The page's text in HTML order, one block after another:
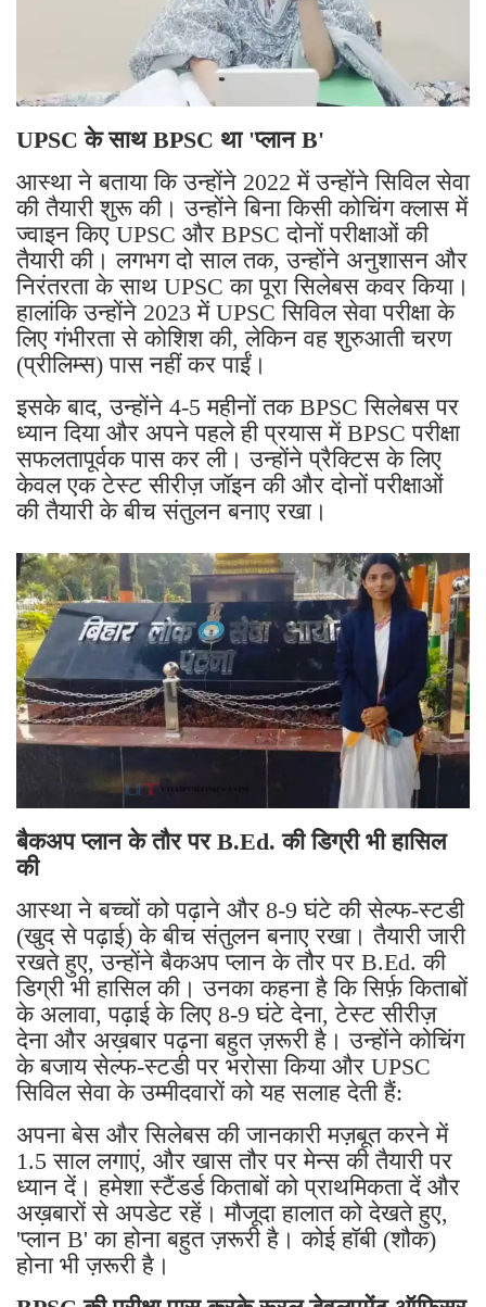
UPSC के साथ BPSC था 'प्लान B'
आस्था ने बताया कि उन्होंने 2022 में उन्होंने सिविल सेवा
की तैयारी शुरू की। उन्होंने बिना किसी कोचिंग क्लास में
ज्वाइन किए UPSC और BPSC दोनों परीक्षाओं की
तैयारी की। लगभग दो साल तक, उन्होंने अनुशासन और
निरंतरता के साथ UPSC का पूरा सिलेबस कवर किया।
हालांकि उन्होंने 2023 में UPSC सिविल सेवा परीक्षा के
लिए गंभीरता से कोशिश की, लेकिन वह शुरुआती चरण
(प्रीलिम्स) पास नहीं कर पाईं।
इसके बाद, उन्होंने 4-5 महीनों तक BPSC सिलेबस पर
ध्यान दिया और अपने पहले ही प्रयास में BPSC परीक्षा
सफलतापूर्वक पास कर ली। उन्होंने प्रैक्टिस के लिए
केवल एक टेस्ट सीरीज़ जॉइन की और दोनों परीक्षाओं
की तैयारी के बीच संतुलन बनाए रखा।
बैकअप प्लान के तौर पर B.Ed. की डिग्री भी हासिल
की
आस्था ने बच्चों को पढ़ाने और 8-9 घंटे की सेल्फ-स्टडी
(खुद से पढ़ाई) के बीच संतुलन बनाए रखा। तैयारी जारी
रखते हुए, उन्होंने बैकअप प्लान के तौर पर B.Ed. की
डिग्री भी हासिल की। ​​उनका कहना है कि सिर्फ़ किताबों
के अलावा, पढ़ाई के लिए 8-9 घंटे देना, टेस्ट सीरीज़
देना और अख़बार पढ़ना बहुत ज़रूरी है। उन्होंने कोचिंग
के बजाय सेल्फ-स्टडी पर भरोसा किया और UPSC
सिविल सेवा के उम्मीदवारों को यह सलाह देती हैं:
अपना बेस और सिलेबस की जानकारी मज़बूत करने में
1.5 साल लगाएं, और खास तौर पर मेन्स की तैयारी पर
ध्यान दें। हमेशा स्टैंडर्ड किताबों को प्राथमिकता दें और
अख़बारों से अपडेट रहें। मौजूदा हालात को देखते हुए,
'प्लान B' का होना बहुत ज़रूरी है। कोई हॉबी (शौक)
होना भी ज़रूरी है।